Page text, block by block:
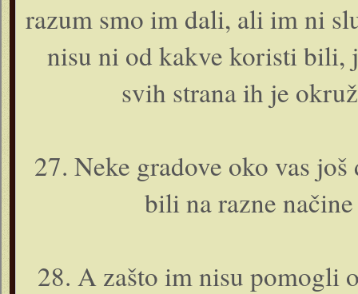
razum smo im dali, ali im ni
nisu ni od kakve koristi bili,
svih strana ih je
27. Neke gradove oko vas
bili na razne
28. A zašto im nisu pomogli